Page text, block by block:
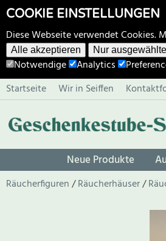
COOKIE EINSTELLUNGEN
Diese Webseite verwendet Cookies.
Alle akzeptieren Nur ausgewählte
Notwendige Analytics
Startseite
Wir in Seiffen
Neue Produkte
Räucherfiguren Räucherhäuser